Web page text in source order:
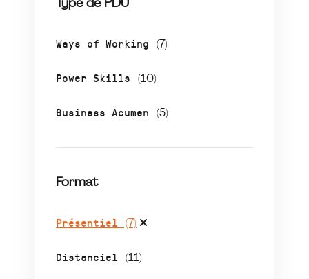
Type de PDU
Ways of Working (7)
Power Skills (10)
Business Acumen (5)
Format
Présentiel (7)
Distanciel (11)